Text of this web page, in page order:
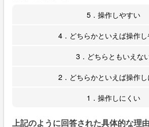
5．操作しやすい
4．どちらかといえば操作
3．どちらともいえな
2．どちらかといえば操作
1．操作しにくい
上記のように回答された具体的な理